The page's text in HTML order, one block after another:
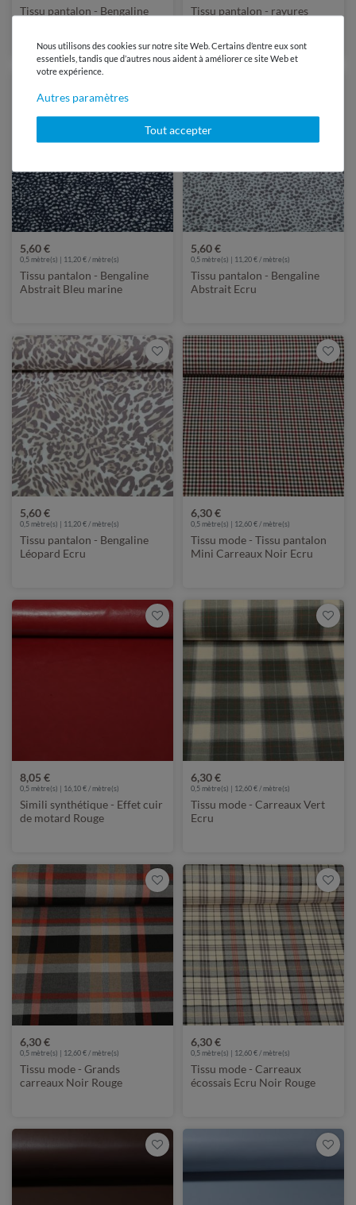
Tissu pantalon - Bengaline
Tissu pantalon - rayures
5,60 €
0,5 mètre(s) | 11,20 € / mètre(s)
Tissu pantalon - Bengaline
Abstrait Bleu marine
5,60 €
0,5 mètre(s) | 11,20 € / mètre(s)
Tissu pantalon - Bengaline
Abstrait Ecru
5,60 €
0,5 mètre(s) | 11,20 € / mètre(s)
Tissu pantalon - Bengaline
Léopard Ecru
6,30 €
0,5 mètre(s) | 12,60 € / mètre(s)
Tissu mode - Tissu pantalon
Mini Carreaux Noir Ecru
8,05 €
0,5 mètre(s) | 16,10 € / mètre(s)
Simili synthétique - Effet cuir
de motard Rouge
6,30 €
0,5 mètre(s) | 12,60 € / mètre(s)
Tissu mode - Carreaux Vert
Ecru
6,30 €
0,5 mètre(s) | 12,60 € / mètre(s)
Tissu mode - Grands
carreaux Noir Rouge
6,30 €
0,5 mètre(s) | 12,60 € / mètre(s)
Tissu mode - Carreaux
écossais Ecru Noir Rouge
Nous utilisons des cookies sur notre site Web. Certains d’entre eux sont
essentiels, tandis que d’autres nous aident à améliorer ce site Web et
votre expérience.
Autres paramètres
Tout accepter